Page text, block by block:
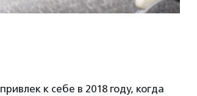
к себе в 2018 году, когда